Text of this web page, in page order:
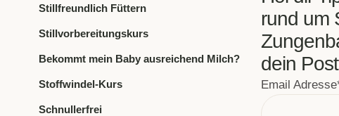
Stillfreundlich Füttern
Stillvorbereitungskurs
Bekommt mein Baby ausreichend Milch?
Stoffwindel-Kurs
Schnullerfrei
rund um
dein
Email